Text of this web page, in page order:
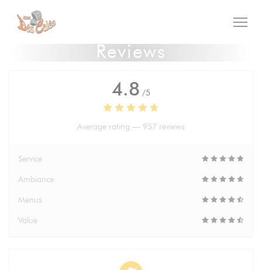
Personalizing your cookie choices
Reviews
4.8 /5
Average rating — 957 reviews
Service
Ambiance
Menus
Value